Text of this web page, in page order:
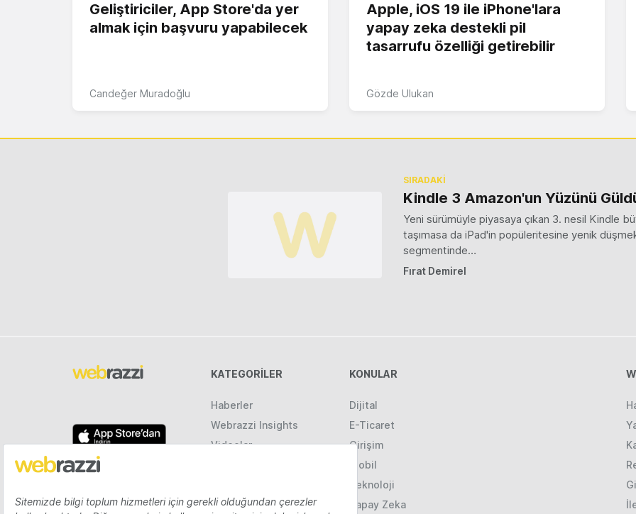
Geliştiriciler, App Store'da yer
almak için başvuru yapabilecek
Candeğer Muradoğlu
Apple, iOS 19 ile iPhone'lara
yapay zeka destekli pil
tasarrufu özelliği getirebilir
Gözde Ulukan
SIRADAKİ
Kindle 3 Amazon'un Yüzünü
Yeni sürümüyle piyasaya çıkan 3. nesil Kindle
taşımasa da iPad'in popüleritesine yenik
segmentinde…
Fırat Demirel
KATEGORILER
Haberler
Webrazzi Insights
Videolar
KONULAR
Dijital
E-Ticaret
Girişim
Mobil
Teknoloji
Yapay Zeka